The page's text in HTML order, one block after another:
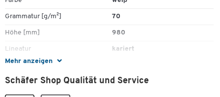
Mehr anzeigen
Grammatur [g/m²] 70
Höhe [mm] 980
Lineatur kariert
Lochung
Material Papier
Schäfer Shop Qualität und Service